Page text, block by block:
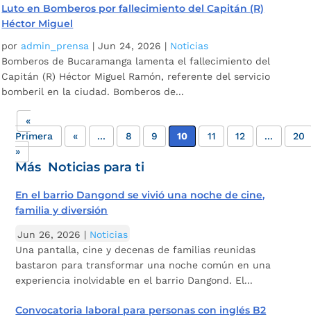
Luto en Bomberos por fallecimiento del Capitán (R)
Héctor Miguel
por admin_prensa |Jun 24, 2026 | Noticias
Bomberos de Bucaramanga lamenta el fallecimiento del
Capitán (R) Héctor Miguel Ramón, referente del servicio
bomberil en la ciudad. Bomberos de...
«
Primera
« ... 8 9 10 11 12 ...
20
»
Más Noticias para ti
En el barrio Dangond se vivió una noche de cine,
familia y diversión
Jun 26, 2026 | Noticias
Una pantalla, cine y decenas de familias reunidas
bastaron para transformar una noche común en una
experiencia inolvidable en el barrio Dangond. El...
Convocatoria laboral para personas con inglés B2